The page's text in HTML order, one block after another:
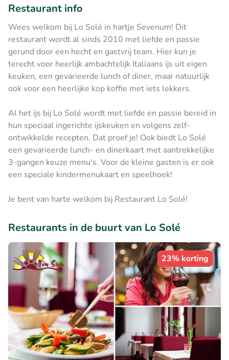
Restaurant info
Wees welkom bij Lo Solé in hartje Sevenum! Dit
restaurant wordt al sinds 2010 met liefde en passie
gerund door een hecht en gastvrij team. Hier kun je
terecht voor heerlijk ambachtelijk Italiaans ijs uit eigen
keuken, een gevarieerde lunch of diner, maar natuurlijk
ook voor een heerlijke kop koffie met iets lekkers.
Al het ijs bij Lo Solé wordt met liefde en passie bereid in
hun speciaal ingerichte ijskeuken en volgens zelf-
ontwikkelde recepten. Dat proef je! Ook biedt Lo Solé
een gevarieerde lunch- en dinerkaart met aantrekkelijke
3-gangen keuze menu's. Voor de kleine gasten is er ook
een speciale kindermenukaart en speelhoek!
Je bent van harte welkom bij Restaurant Lo Solé!
Restaurants in de buurt van Lo Solé
23% korting